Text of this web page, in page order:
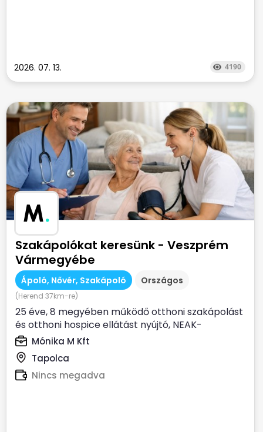
2026. 07. 13. 4190
M.
Szakápolókat keresünk - Veszprém
Vármegyébe
Ápoló, Nővér, Szakápoló Országos
(Herend 37km-re)
25 éve, 8 megyében működő otthoni szakápolást
és otthoni hospice ellátást nyújtó, NEAK-
finanszírozott...
Mónika M Kft
Tapolca
Nincs megadva